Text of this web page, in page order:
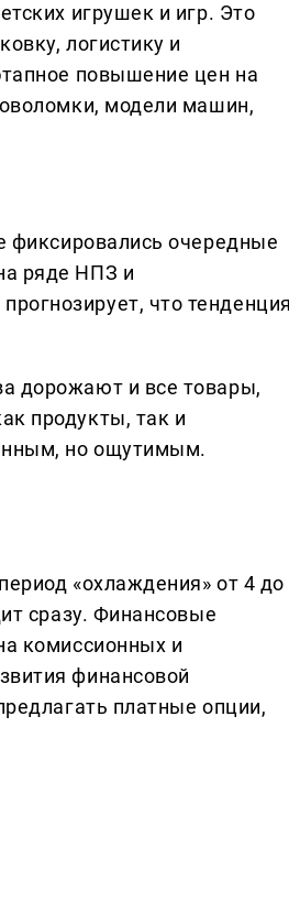
игрушек и игр. Это
логистику и
повышение цен на
модели машин,
фиксировались очередные
ряде НПЗ и
что
дорожают и все товары,
продукты, так и
но ощутимым.
«охлаждения» от 4 до
сразу. Финансовые
комиссионных и
финансовой
платные опции,